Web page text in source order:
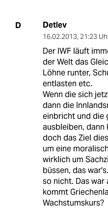
D Detlev
16.02.2013, 21:23
Der IWF läuft
der Welt das
Löhne runter,
entlasten etc.
Wenn die sich
dann die
einbricht und die
ausbleiben, dann
doch das Ziel
um eine
wirklich um
büssen, das
so nicht. Das war
kommt
Wachstumskurs?